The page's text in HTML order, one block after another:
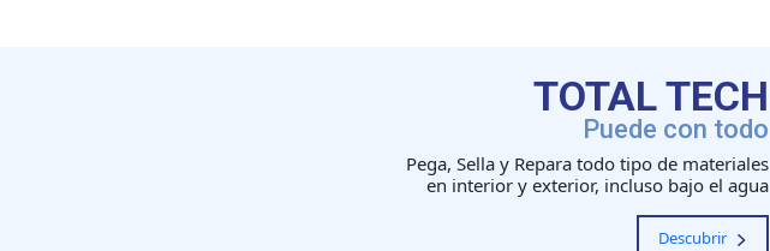
TOTAL TECH
Puede con todo
Pega, Sella y Repara todo tipo de materiales
en interior y exterior, incluso bajo el agua
Descubrir